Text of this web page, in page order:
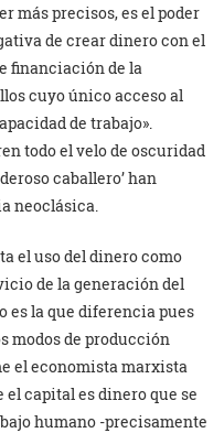
más precisos, es el poder
de crear dinero con el
financiación de la
cuyo único acceso al
de trabajo».
todo el velo de oscuridad
caballero’ han
neoclásica.
el uso del dinero como
de la generación del
es la que diferencia pues
modos de producción
el economista marxista
el capital es dinero que se
humano -precisamente